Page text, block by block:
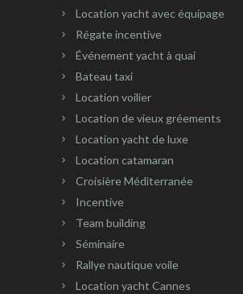
Location yacht avec équipage
Régate incentive
Événement yacht à quai
Bateau taxi
Location voilier
Location de vieux gréements
Location yacht de luxe
Location catamaran
Croisière Méditerranée
Incentive
Team building
Séminaire
Rallye nautique voile
Location yacht Cannes